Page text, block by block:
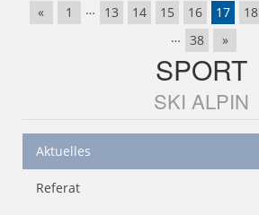
«
1 … 13 14 15 16 17 18
… 38 »
SPORT
SKI ALPIN
Aktuelles
Referat